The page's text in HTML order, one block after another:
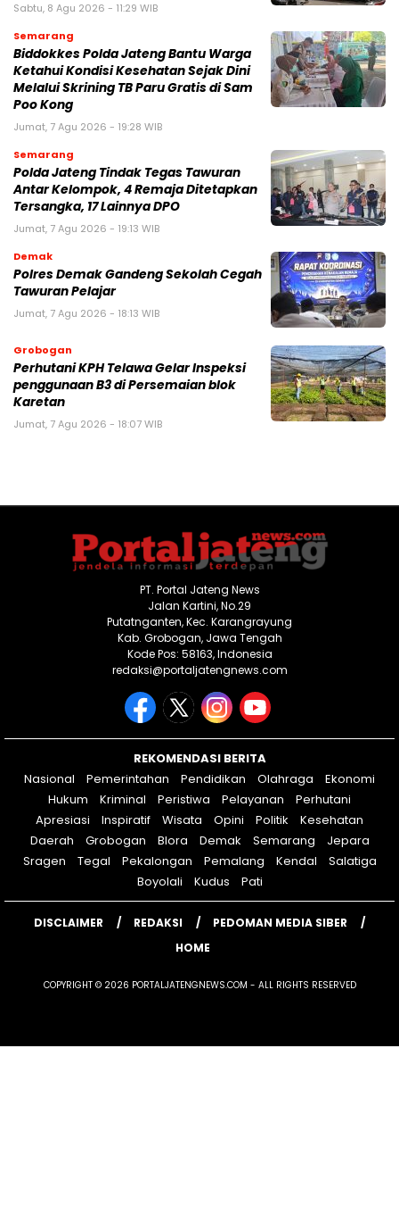
Sabtu, 8 Agu 2026 - 11:29 WIB
Semarang
Biddokkes Polda Jateng Bantu Warga
Ketahui Kondisi Kesehatan Sejak Dini
Melalui Skrining TB Paru Gratis di Sam
Poo Kong
Jumat, 7 Agu 2026 - 19:28 WIB
Semarang
Polda Jateng Tindak Tegas Tawuran
Antar Kelompok, 4 Remaja Ditetapkan
Tersangka, 17 Lainnya DPO
Jumat, 7 Agu 2026 - 19:13 WIB
Demak
Polres Demak Gandeng Sekolah Cegah
Tawuran Pelajar
Jumat, 7 Agu 2026 - 18:13 WIB
Grobogan
Perhutani KPH Telawa Gelar Inspeksi
penggunaan B3 di Persemaian blok
Karetan
Jumat, 7 Agu 2026 - 18:07 WIB
PT. Portal Jateng News
Jalan Kartini, No.29
Putatnganten, Kec. Karangrayung
Kab. Grobogan, Jawa Tengah
Kode Pos: 58163, Indonesia
redaksi@portaljatengnews.com
REKOMENDASI BERITA
Nasional
Pemerintahan Pendidikan Olahraga
Ekonomi
Hukum
Kriminal Peristiwa Pelayanan
Perhutani
Apresiasi
Inspiratif Wisata Opini Politik
Kesehatan
Daerah
Grobogan Blora Demak Semarang
Jepara
Sragen
Tegal Pekalongan Pemalang Kendal
Salatiga
Boyolali
Kudus Pati
DISCLAIMER REDAKSI
PEDOMAN MEDIA SIBER
HOME
COPYRIGHT © 2026 PORTALJATENGNEWS.COM - ALL RIGHTS RESERVED